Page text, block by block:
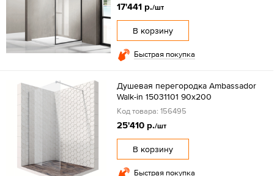
17'441 р./шт
В корзину
Быстрая покупка
Душевая перегородка Ambassador
Walk-in 15031101 90x200
Код товара: 156495
25'410 р./шт
В корзину
Быстрая покупка